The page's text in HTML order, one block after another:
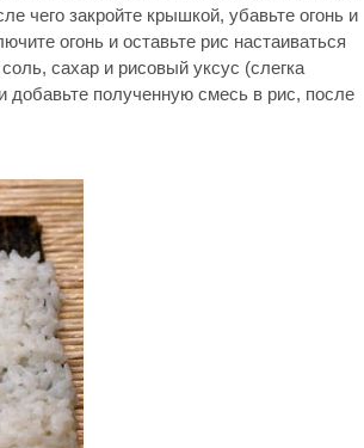
чего закройте крышкой, убавьте огонь и
огонь и оставьте рис настаиваться
сахар и рисовый уксус (слегка
добавьте полученную смесь в рис, после